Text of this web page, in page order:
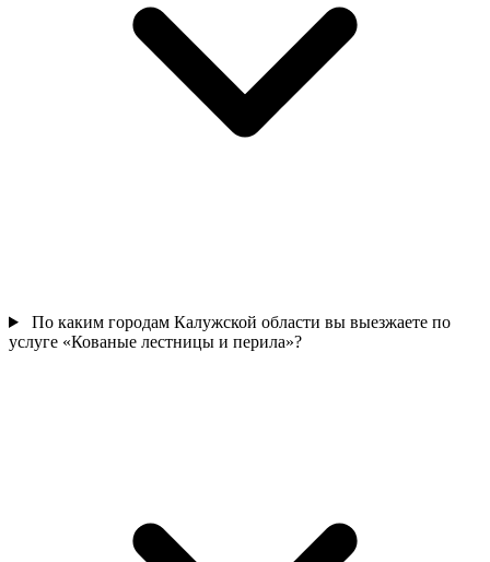
По каким городам Калужской области вы выезжаете по
услуге «Кованые лестницы и перила»?